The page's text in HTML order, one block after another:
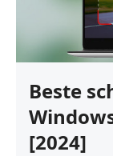
Beste
[2024]